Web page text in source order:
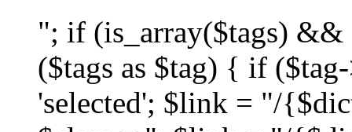
"; if (is_array($tags) &&
($tags as $tag) { if
'selected'; $link = "/